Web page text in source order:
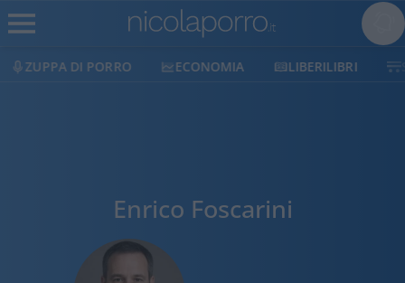
ECONOMIA LIBERILIBRI SHOP SOSTIENICI
Enrico Foscarini